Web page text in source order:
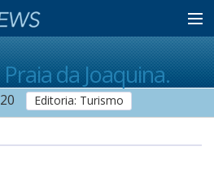
da Joaquina.
Editoria: Turismo